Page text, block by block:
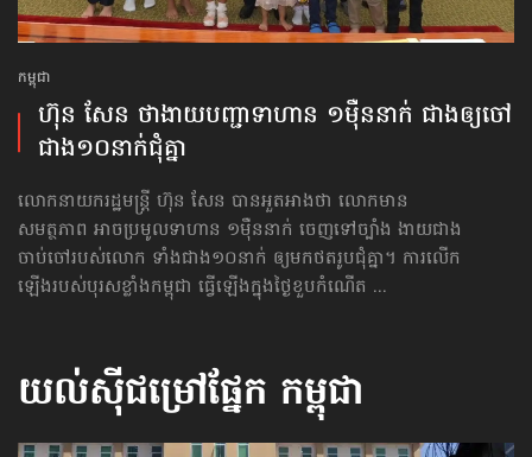
កម្ពុជា
ហ៊ុន សែន ថាងាយ​បញ្ជា​ទាហាន ១ម៉ឺន​នាក់ ជាងឲ្យ​ចៅ
ជាង​១០នាក់ជុំគ្នា
លោកនាយករដ្ឋមន្ត្រី ហ៊ុន សែន បានអួតអាងថា លោកមាន
សមត្ថភាព អាចប្រមូលទាហាន ១ម៉ឺននាក់ ចេញទៅច្បាំង ងាយជាង
ចាប់ចៅ​របស់លោក ទាំងជាង១០នាក់ ឲ្យមកថតរូបជុំគ្នា។ ការលើក
ឡើងរបស់បុរសខ្លាំងកម្ពុជា ធ្វើឡើងក្នុងថ្ងៃខួបកំណើត ...
យល់ស៊ីជម្រៅផ្នែក កម្ពុជា